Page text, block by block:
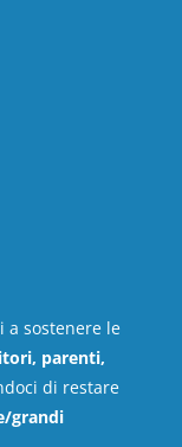
a sostenere le
parenti,
di restare
grandi